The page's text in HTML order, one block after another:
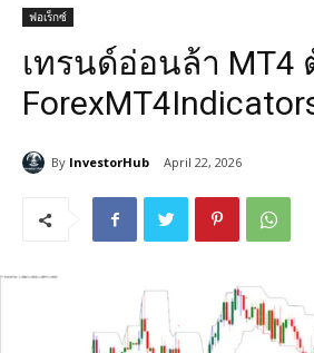
ฟอเร็กซ์
เทรนด์อ่อนล้า MT4
By InvestorHub April 22, 2026